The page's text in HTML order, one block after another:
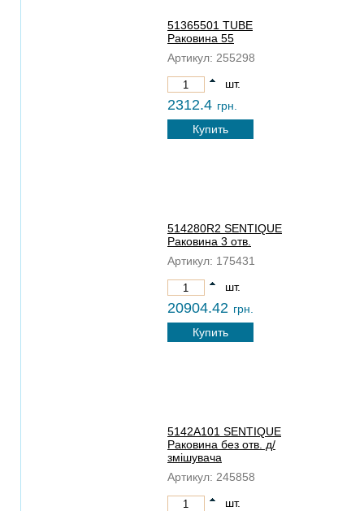
51365501 TUBE
Раковина 55
Артикул: 255298
шт.
2312.4 грн.
Купить
514280R2 SENTIQUE
Раковина 3 отв.
Артикул: 175431
шт.
20904.42 грн.
Купить
5142A101 SENTIQUE
Раковина без отв. д/
змiшувача
Артикул: 245858
шт.